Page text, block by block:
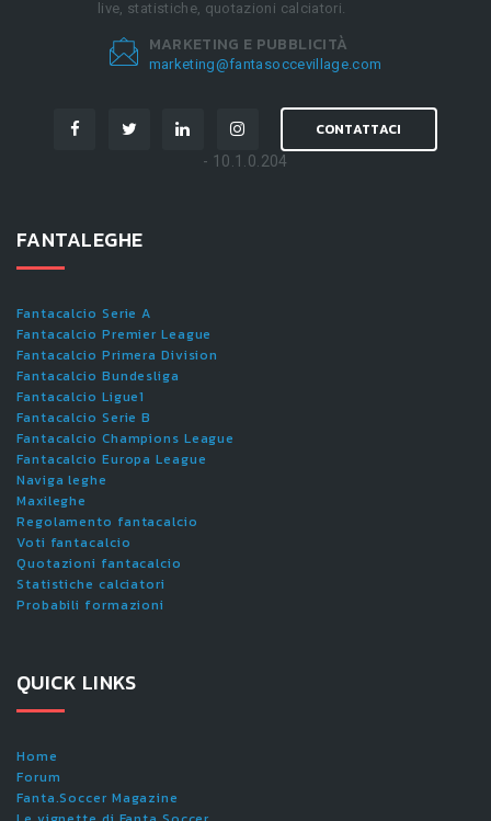
live, statistiche, quotazioni calciatori.
MARKETING E PUBBLICITÀ
marketing@fantasoccevillage.com
CONTATTACI
- 10.1.0.204
FANTALEGHE
Fantacalcio Serie A
Fantacalcio Premier League
Fantacalcio Primera Division
Fantacalcio Bundesliga
Fantacalcio Ligue1
Fantacalcio Serie B
Fantacalcio Champions League
Fantacalcio Europa League
Naviga leghe
Maxileghe
Regolamento fantacalcio
Voti fantacalcio
Quotazioni fantacalcio
Statistiche calciatori
Probabili formazioni
QUICK LINKS
Home
Forum
Fanta.Soccer Magazine